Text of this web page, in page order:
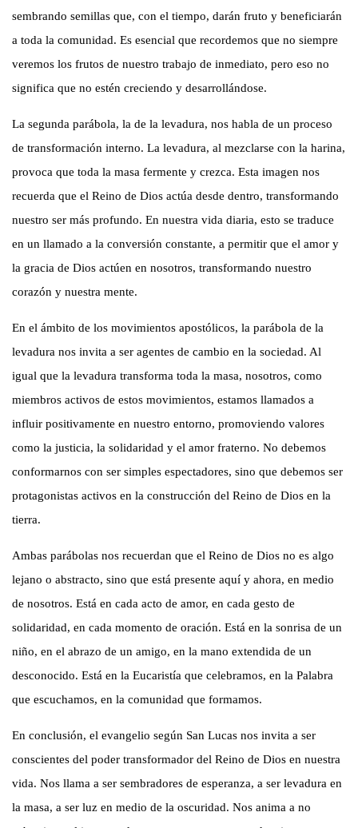
sembrando semillas que, con el tiempo, darán fruto y beneficiarán
a toda la comunidad. Es esencial que recordemos que no siempre
veremos los frutos de nuestro trabajo de inmediato, pero eso no
significa que no estén creciendo y desarrollándose.
La segunda parábola, la de la levadura, nos habla de un proceso
de transformación interno. La levadura, al mezclarse con la harina,
provoca que toda la masa fermente y crezca. Esta imagen nos
recuerda que el Reino de Dios actúa desde dentro, transformando
nuestro ser más profundo. En nuestra vida diaria, esto se traduce
en un llamado a la conversión constante, a permitir que el amor y
la gracia de Dios actúen en nosotros, transformando nuestro
corazón y nuestra mente.
En el ámbito de los movimientos apostólicos, la parábola de la
levadura nos invita a ser agentes de cambio en la sociedad. Al
igual que la levadura transforma toda la masa, nosotros, como
miembros activos de estos movimientos, estamos llamados a
influir positivamente en nuestro entorno, promoviendo valores
como la justicia, la solidaridad y el amor fraterno. No debemos
conformarnos con ser simples espectadores, sino que debemos ser
protagonistas activos en la construcción del Reino de Dios en la
tierra.
Ambas parábolas nos recuerdan que el Reino de Dios no es algo
lejano o abstracto, sino que está presente aquí y ahora, en medio
de nosotros. Está en cada acto de amor, en cada gesto de
solidaridad, en cada momento de oración. Está en la sonrisa de un
niño, en el abrazo de un amigo, en la mano extendida de un
desconocido. Está en la Eucaristía que celebramos, en la Palabra
que escuchamos, en la comunidad que formamos.
En conclusión, el evangelio según San Lucas nos invita a ser
conscientes del poder transformador del Reino de Dios en nuestra
vida. Nos llama a ser sembradores de esperanza, a ser levadura en
la masa, a ser luz en medio de la oscuridad. Nos anima a no